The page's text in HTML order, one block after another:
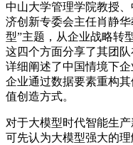
中山大学管理学院教授
济创新专委会主任肖静
型”主题，从企业战略转
这四个方面分享了其团
详细阐述了中国情境下
企业通过数据要素重构
值创造方式。
对于大模型时代智能生
可先认为大模型强大的